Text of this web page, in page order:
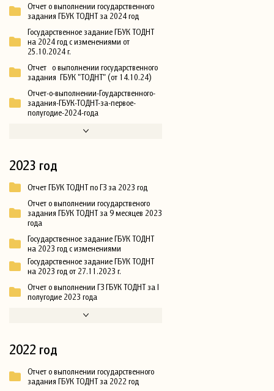
Отчет о выполнении государственного
задания ГБУК ТОДНТ за 2024 год
Государственное задание ГБУК ТОДНТ
на 2024 год с изменениями от
25.10.2024 г.
Отчет о выполнении государственного
задания ГБУК "ТОДНТ" (от 14.10.24)
Отчет-о-выполнении-Гоударственного-
задания-ГБУК-ТОДНТ-за-первое-
полугодие-2024-года
2023 год
Отчет ГБУК ТОДНТ по ГЗ за 2023 год
Отчет о выполнении государственого
задания ГБУК ТОДНТ за 9 месяцев 2023
года
Государственное задание ГБУК ТОДНТ
на 2023 год с изменениями
Государственное задание ГБУК ТОДНТ
на 2023 год от 27.11.2023 г.
Отчет о выполнении ГЗ ГБУК ТОДНТ за I
полугодие 2023 года
2022 год
Отчет о выполнении государственного
задания ГБУК ТОДНТ за 2022 год